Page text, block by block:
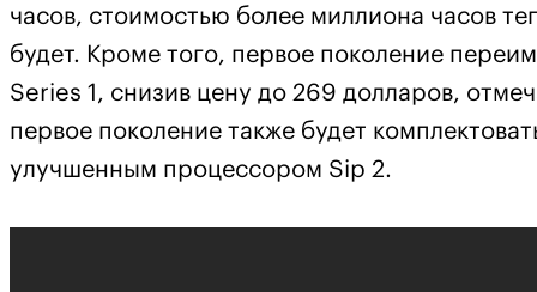
часов, стоимостью более миллиона часов
будет. Кроме того, первое поколение
Series 1, снизив цену до 269 долларов,
первое поколение также будет
улучшенным процессором Sip 2.